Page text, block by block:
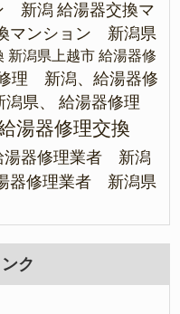
新潟 給湯器交換マ
マンション 新潟県
新潟県上越市 給湯器修
理 新潟、給湯器修
県、
給湯器修理
湯器修理交換
湯器修理業者 新潟
器修理業者 新潟県
ク